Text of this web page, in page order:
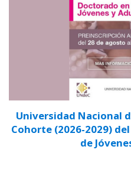
Universidad Nacional
Cohorte (2026-2029)
de